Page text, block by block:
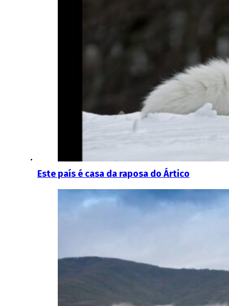
Este país é casa da raposa do Ártico